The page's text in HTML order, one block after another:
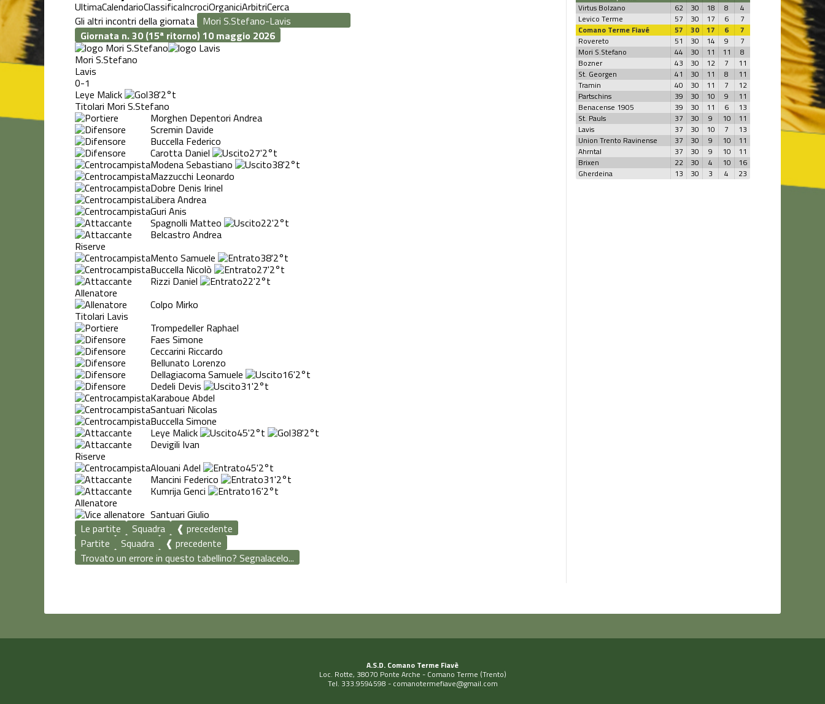
UltimaCalendarioClassificaIncrociOrganiciArbitriCerca
Gli altri incontri della giornata
Giornata n. 30 (15ª ritorno) 10 maggio 2026
Mori S.Stefano
Lavis
0-1
Leye Malick 38'2°t
Titolari Mori S.Stefano
Morghen Depentori Andrea
Scremin Davide
Buccella Federico
Carotta Daniel 27'2°t
Modena Sebastiano 38'2°t
Mazzucchi Leonardo
Dobre Denis Irinel
Libera Andrea
Guri Anis
Spagnolli Matteo 22'2°t
Belcastro Andrea
Riserve
Mento Samuele 38'2°t
Buccella Nicolò 27'2°t
Rizzi Daniel 22'2°t
Allenatore
Colpo Mirko
Titolari Lavis
Trompedeller Raphael
Faes Simone
Ceccarini Riccardo
Bellunato Lorenzo
Dellagiacoma Samuele 16'2°t
Dedeli Devis 31'2°t
Karaboue Abdel
Santuari Nicolas
Buccella Simone
Leye Malick 45'2°t 38'2°t
Devigili Ivan
Riserve
Alouani Adel 45'2°t
Mancini Federico 31'2°t
Kumrija Genci 16'2°t
Allenatore
Santuari Giulio
Le partite
Squadra
❰ precedente
Partite
Squadra
❰ precedente
Trovato un errore in questo tabellino? Segnalacelo...
Virtus Bolzano
62 30 18 8
4
Levico Terme
57 30 17 6
7
Comano Terme Fiavé
57 30 17 6
7
Rovereto
51 30 14 9
7
Mori S.Stefano
44 30 11 11
8
Bozner
43 30 12 7
11
St. Georgen
41 30 11 8
11
Tramin
40 30 11 7
12
Partschins
39 30 10 9
11
Benacense 1905
39 30 11 6
13
St. Pauls
37 30 9 10
11
Lavis
37 30 10 7
13
Union Trento Ravinense
37 30 9 10
11
Ahrntal
37 30 9 10
11
Brixen
22 30 4 10
16
Gherdeina
13 30 3 4 23
A.S.D. Comano Terme Fiavè
Loc. Rotte, 38070 Ponte Arche - Comano Terme (Trento)
Tel. 333.9594598 - comanotermefiave@gmail.com